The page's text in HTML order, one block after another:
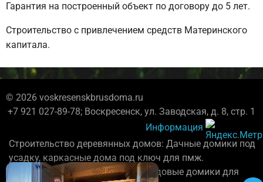
Гарантия на построенный объект по договору до 5 лет.
Строительство с привлечением средств Материнского
капитала.
© 2026 voskresenskbrusdoma.ru
+7 921 027-89-78; Воскресенск, ул. Заводская, д. 8, стр. 1
Информация
Строительство деревянных домов: Дачные домики под
усадку, каркасные дома под ключ для пмж.
Бригада плотников постороит садовые домики для